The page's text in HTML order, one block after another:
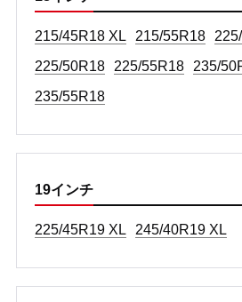
215/45R18 XL 215/55R18
225/50R18
225/55R18
235/
235/55R18
19インチ
225/45R19 XL 245/40R19 XL